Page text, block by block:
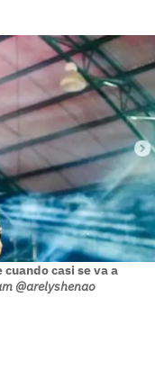
casi se va a
@arelyshenao